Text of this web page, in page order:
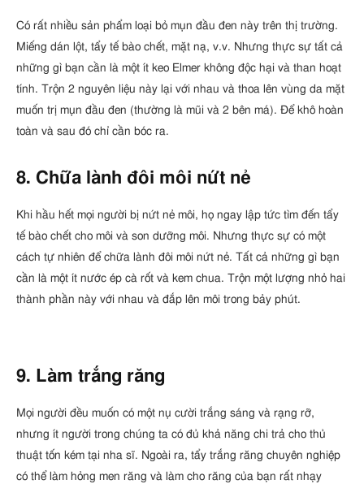
Có rất nhiều sản phẩm loại bỏ mụn đầu đen này trên thị trường.
Miếng dán lột, tẩy tế bào chết, mặt nạ, v.v. Nhưng thực sự tất cả
những gì bạn cần là một ít keo Elmer không độc hại và than hoạt
tính. Trộn 2 nguyên liệu này lại với nhau và thoa lên vùng da mặt
muốn trị mụn đầu đen (thường là mũi và 2 bên má). Để khô hoàn
toàn và sau đó chỉ cần bóc ra.
8. Chữa lành đôi môi nứt nẻ
Khi hầu hết mọi người bị nứt nẻ môi, họ ngay lập tức tìm đến tẩy
tế bào chết cho môi và son dưỡng môi. Nhưng thực sự có một
cách tự nhiên để chữa lành đôi môi nứt nẻ. Tất cả những gì bạn
cần là một ít nước ép cà rốt và kem chua. Trộn một lượng nhỏ hai
thành phần này với nhau và đắp lên môi trong bảy phút.
9. Làm trắng răng
Mọi người đều muốn có một nụ cười trắng sáng và rạng rỡ,
nhưng ít người trong chúng ta có đủ khả năng chi trả cho thủ
thuật tốn kém tại nha sĩ. Ngoài ra, tẩy trắng răng chuyên nghiệp
có thể làm hỏng men răng và làm cho răng của bạn rất nhạy